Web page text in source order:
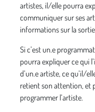
artistes, il/elle pourra
communiquer sur ses
informations sur la
Si c’est un.e
pourra expliquer ce qui
d’un.e artiste, ce qu’il/
retient son attention, et
programmer l’artiste.